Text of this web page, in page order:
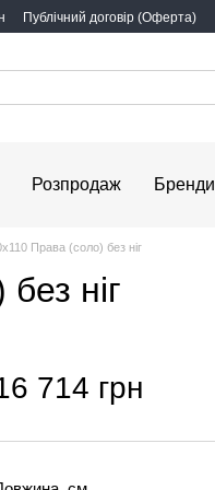
Публічний договір (Оферта)
Розпродаж Бренди
Права (соло) без ніг
ніг
714 грн